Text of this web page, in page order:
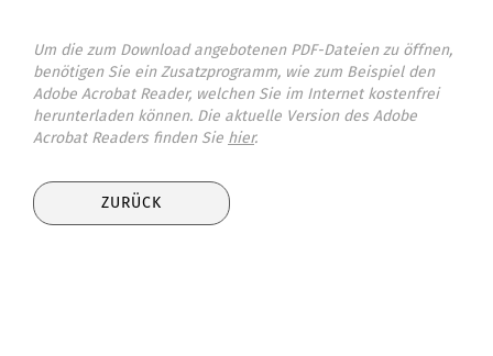
Um die zum Download angebotenen PDF-Dateien zu öffnen,
benötigen Sie ein Zusatzprogramm, wie zum Beispiel den
Adobe Acrobat Reader, welchen Sie im Internet kostenfrei
herunterladen können. Die aktuelle Version des Adobe
Acrobat Readers finden Sie hier.
ZURÜCK